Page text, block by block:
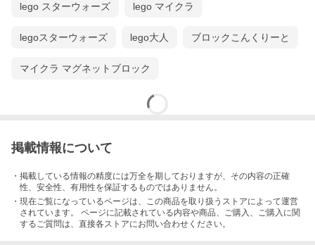
lego スターウォーズ lego マイクラ
legoスターウォーズ lego大人 ブロックこんくりーと
マイクラ マグネットブロック
掲載情報について
・掲載している情報の精度には万全を期しておりますが、その内容の正確
性、安全性、有用性を保証するものではありません。
・現在ご覧になっているページは、この商品を取り扱うストアによって運営
されています。 ページに記載されている内容や商品、ご購入 、ご購入に関
するご質問は、直接各ストアにお問い合わせください。